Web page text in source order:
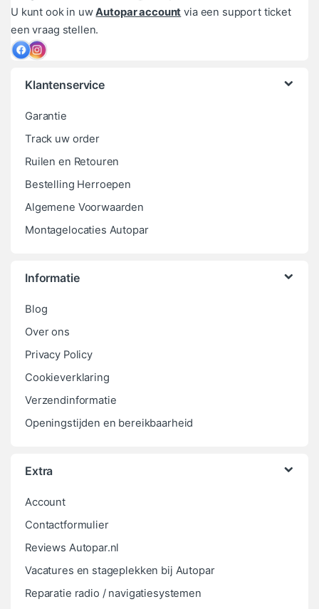
U kunt ook in uwAutopar account via een support ticket
een vraag stellen.
Klantenservice
Garantie
Track uw order
Ruilen en Retouren
Bestelling Herroepen
Algemene Voorwaarden
Montagelocaties Autopar
Informatie
Blog
Over ons
Privacy Policy
Cookieverklaring
Verzendinformatie
Openingstijden en bereikbaarheid
Extra
Account
Contactformulier
Reviews Autopar.nl
Vacatures en stageplekken bij Autopar
Reparatie radio / navigatiesystemen